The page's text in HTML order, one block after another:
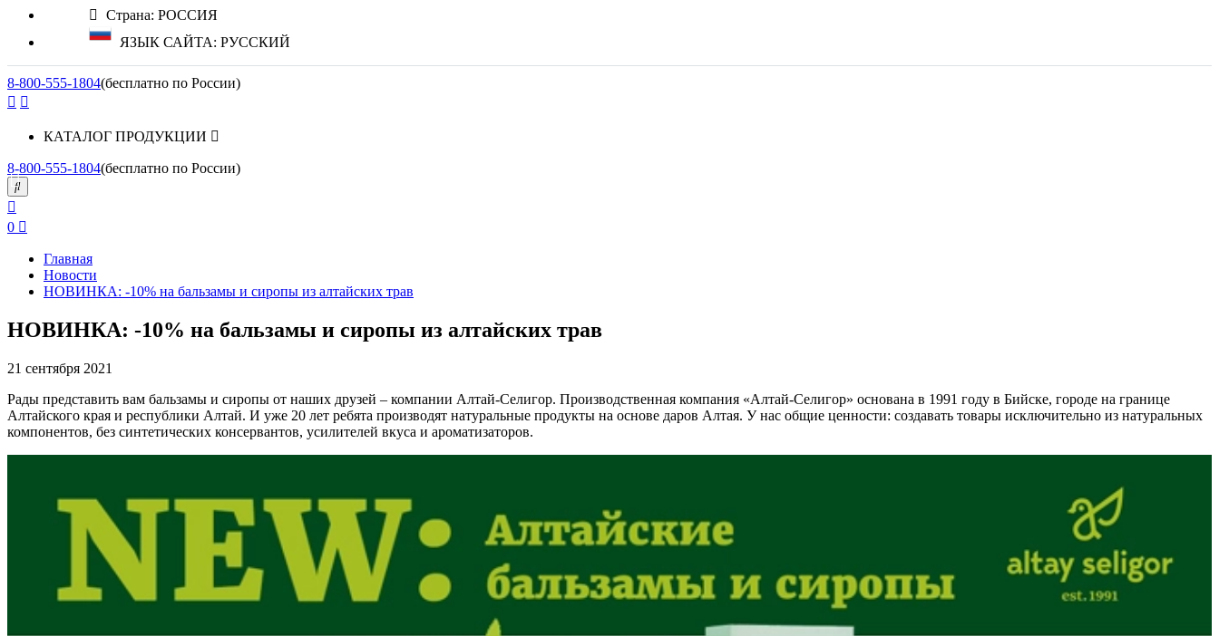
Страна: РОССИЯ
ЯЗЫК САЙТА: РУССКИЙ
8-800-555-1804(бесплатно по России)
КАТАЛОГ ПРОДУКЦИИ
8-800-555-1804(бесплатно по России)
0
Главная
Новости
НОВИНКА: -10% на бальзамы и сиропы из алтайских трав
НОВИНКА: -10% на бальзамы и сиропы из алтайских трав
21 сентября 2021
Рады представить вам бальзамы и сиропы от наших друзей – компании Алтай-Селигор. Производственная компания «Алтай-Селигор» основана в 1991 году в Бийске, городе на границе
Алтайского края и республики Алтай. И уже 20 лет ребята производят натуральные продукты на основе даров Алтая. У нас общие ценности: создавать товары исключительно из натуральных
компонентов, без синтетических консервантов, усилителей вкуса и ароматизаторов.